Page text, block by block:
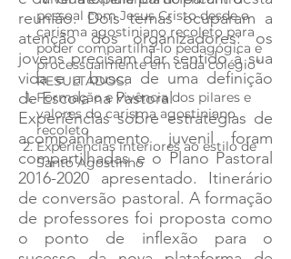
reunião. Dois temas ocuparam a
atenção dos organizadores: os
jovens precisam dar sentido à sua
vida e a busca de uma definição
de Escola na Pastoral
Experiências sobre estratégias de
acompanhamento juvenil foram
compartilhadas e o Plano Pastoral
2016-2020 apresentado. Itinerário
de conversão pastoral. A formação
de professores foi proposta como
o ponto de inflexão para o
pessoal com Jesus Cristo desde o
carisma agostiniano recoleto para
poder compartilhá-lo pedagógica e
processualmente em cada colégio”
RESULTADOS:
Formação e vivência dos pilares e
valores do carisma agostiniano
recoleto
Experiências interiores ao estilo de
Santo Agostinho